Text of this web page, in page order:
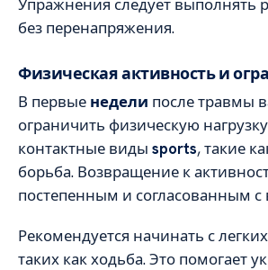
Упражнения следует выполнять
без перенапряжения.
Физическая активность и
В первые недели после травмы
ограничить физическую
контактные виды sports, такие
борьба. Возвращение к
постепенным и согласованным с
Рекомендуется начинать с
таких как ходьба. Это помогает